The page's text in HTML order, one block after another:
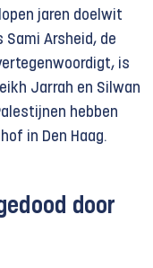
jaren doelwit
Sami Arsheid, de
is
Jarrah en Silwan
hebben
in Den Haag.
door